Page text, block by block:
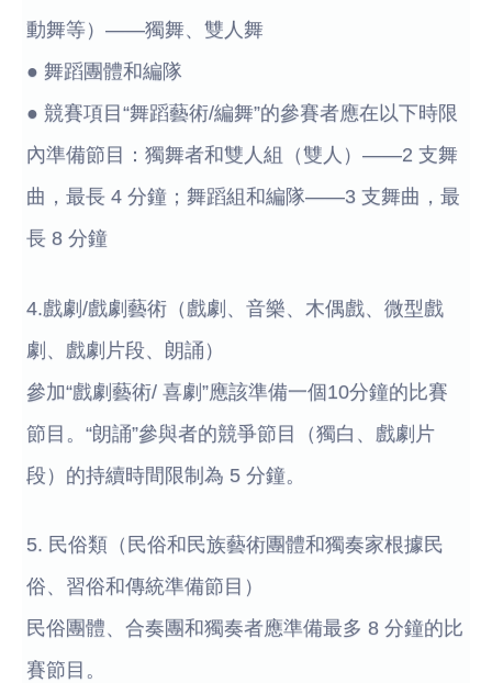
動舞等）——獨舞、雙人舞
● 舞蹈團體和編隊
● 競賽項目“舞蹈藝術/編舞”的參賽者應在以下時限
內準備節目：獨舞者和雙人組（雙人）——2 支舞
曲，最長 4 分鐘；舞蹈組和編隊——3 支舞曲，最
長 8 分鐘
4.戲劇/戲劇藝術（戲劇、音樂、木偶戲、微型戲
劇、戲劇片段、朗誦）
參加“戲劇藝術/ 喜劇”應該準備一個10分鐘的比賽
節目。“朗誦”參與者的競爭節目（獨白、戲劇片
段）的持續時間限制為 5 分鐘。
5. 民俗類（民俗和民族藝術團體和獨奏家根據民
俗、習俗和傳統準備節目）
民俗團體、合奏團和獨奏者應準備最多 8 分鐘的比
賽節目。